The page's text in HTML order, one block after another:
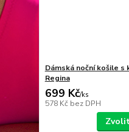
Dámská noční košile s
Regina
699 Kč/ks
578 Kč bez DPH